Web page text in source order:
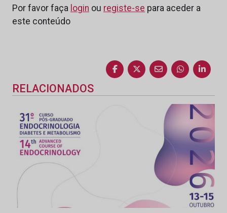
Por favor faça login ou registe-se para aceder a
este conteúdo
RELACIONADOS